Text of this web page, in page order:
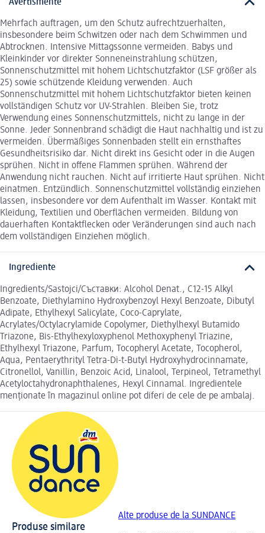
Avertismente
Mehrfach auftragen, um den Schutz aufrechtzuerhalten,
insbesondere beim Schwitzen oder nach dem Schwimmen und
Abtrocknen. Intensive Mittagssonne vermeiden. Babys und
Kleinkinder vor direkter Sonneneinstrahlung schützen,
Sonnenschutzmittel mit hohem Lichtschutzfaktor (LSF größer als
25) sowie schützende Kleidung verwenden. Auch
Sonnenschutzmittel mit hohem Lichtschutzfaktor bieten keinen
vollständigen Schutz vor UV-Strahlen. Bleiben Sie, trotz
Verwendung eines Sonnenschutzmittels, nicht zu lange in der
Sonne. Jeder Sonnenbrand schädigt die Haut nachhaltig und ist zu
vermeiden. Übermäßiges Sonnenbaden stellt ein ernsthaftes
Gesundheitsrisiko dar. Nicht direkt ins Gesicht oder in die Augen
sprühen. Nicht in offene Flammen sprühen. Während der
Anwendung nicht rauchen. Nicht auf irritierte Haut sprühen. Nicht
einatmen. Entzündlich. Sonnenschutzmittel vollständig einziehen
lassen, insbesondere vor dem Aufenthalt im Wasser. Kontakt mit
Kleidung, Textilien und Oberflächen vermeiden. Bildung von
dauerhaften Kontaktflecken oder Veränderungen sind auch nach
dem vollständigen Einziehen möglich.
Ingrediente
Ingredients/Sastojci/Cъставки: Alcohol Denat., C12-15 Alkyl
Benzoate, Diethylamino Hydroxybenzoyl Hexyl Benzoate, Dibutyl
Adipate, Ethylhexyl Salicylate, Coco-Caprylate,
Acrylates/Octylacrylamide Copolymer, Diethylhexyl Butamido
Triazone, Bis-Ethylhexyloxyphenol Methoxyphenyl Triazine,
Ethylhexyl Triazone, Parfum, Tocopheryl Acetate, Tocopherol,
Aqua, Pentaerythrityl Tetra-Di-t-Butyl Hydroxyhydrocinnamate,
Citronellol, Vanillin, Benzoic Acid, Linalool, Terpineol, Tetramethyl
Acetyloctahydronaphthalenes, Hexyl Cinnamal. Ingredientele
menționate în magazinul online pot diferi de cele de pe ambalaj.
Alte produse de la SUNDANCE
Produse similare